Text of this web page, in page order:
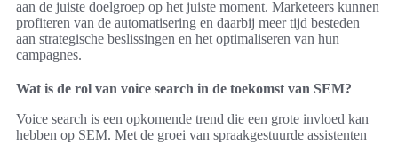
aan de juiste doelgroep op het juiste moment. Marketeers kunnen
profiteren van de automatisering en daarbij meer tijd besteden
aan strategische beslissingen en het optimaliseren van hun
campagnes.
Wat is de rol van voice search in de toekomst van SEM?
Voice search is een opkomende trend die een grote invloed kan
hebben op SEM. Met de groei van spraakgestuurde assistenten